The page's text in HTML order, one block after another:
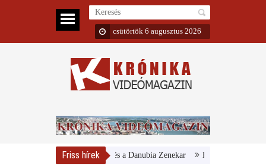
csütörtök 6 augusztus 2026
Friss hírek
Magyar Nemzeti Galéria és a Danubia Zenekar Bemutatta 2024/25-ös